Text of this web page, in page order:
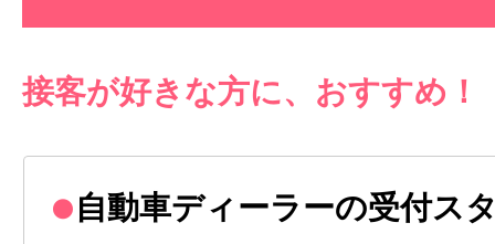
接客が好きな方に、おすすめ！
● ⾃動⾞ディーラーの受付ス